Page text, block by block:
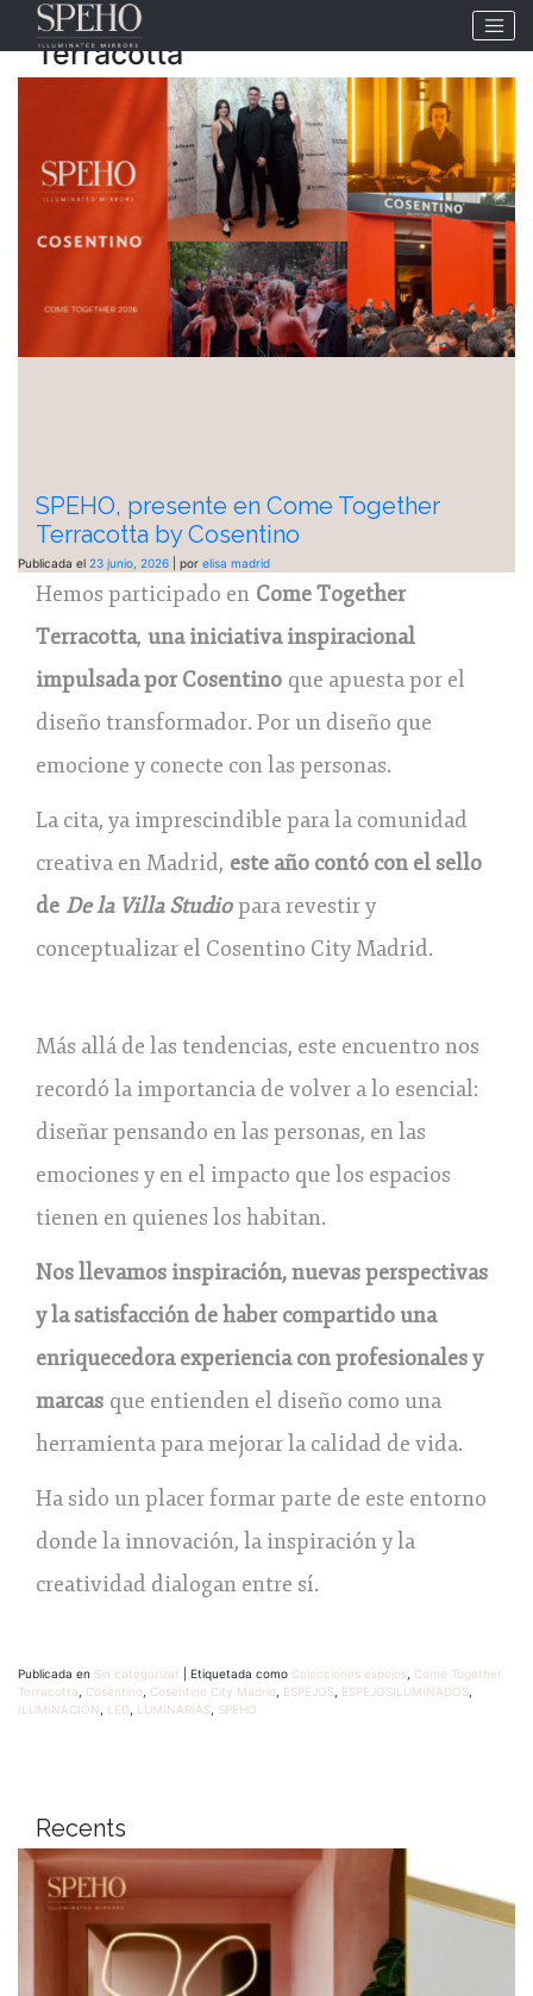
Etiqueta:
Terracotta
SPEHO, presente en Come Together
Terracotta by Cosentino
Publicada el 23 junio, 2026 por elisa madrid
Hemos participado en Come Together
Terracotta, una iniciativa inspiracional
impulsada por Cosentino que apuesta por el
diseño transformador. Por un diseño que
emocione y conecte con las personas.
La cita, ya imprescindible para la comunidad
creativa en Madrid, este año contó con el sello
de De la Villa Studio para revestir y
conceptualizar el Cosentino City Madrid.
Más allá de las tendencias, este encuentro nos
recordó la importancia de volver a lo esencial:
diseñar pensando en las personas, en las
emociones y en el impacto que los espacios
tienen en quienes los habitan.
Nos llevamos inspiración, nuevas perspectivas
y la satisfacción de haber compartido una
enriquecedora experiencia con profesionales y
marcas que entienden el diseño como una
herramienta para mejorar la calidad de vida.
Ha sido un placer formar parte de este entorno
donde la innovación, la inspiración y la
creatividad dialogan entre sí.
Publicada en Sin categorizar Etiquetada como Colecciones espejos Come Together
Terracotta
Cosentino Cosentino City Madrid ESPEJOS ESPEJOSILUMINADOS
ILUMINACIÓN
LED LUMINARIAS SPEHO
Recents